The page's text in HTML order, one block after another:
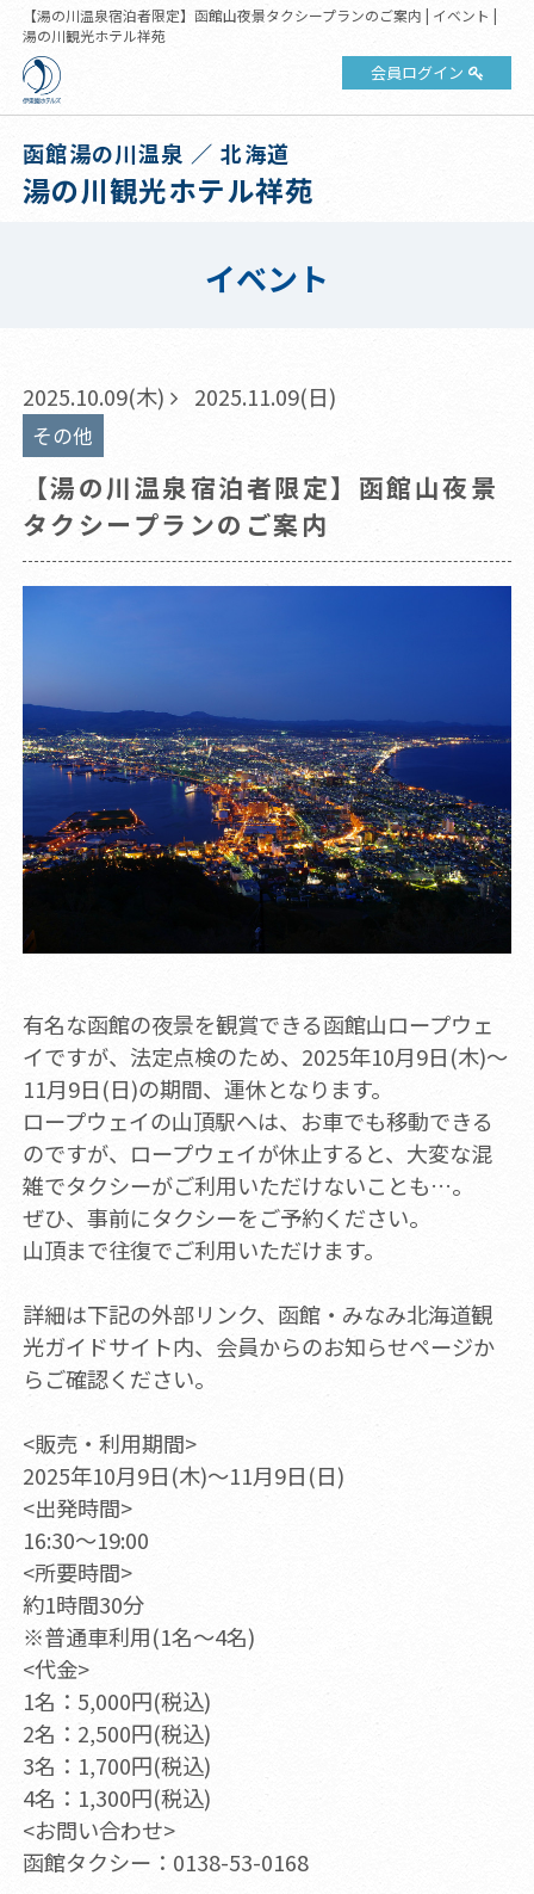
【湯の川温泉宿泊者限定】函館山夜景タクシープランのご案内 | イベント |
湯の川観光ホテル祥苑
会員ログイン
函館湯の川温泉 ／ 北海道
湯の川観光ホテル祥苑
イベント
2025.10.09(木) 2025.11.09(日)
その他
【湯の川温泉宿泊者限定】函館山夜景
タクシープランのご案内
有名な函館の夜景を観賞できる函館山ロープウェ
イですが、法定点検のため、2025年10月9日(木)～
11月9日(日)の期間、運休となります。
ロープウェイの山頂駅へは、お車でも移動できる
のですが、ロープウェイが休止すると、大変な混
雑でタクシーがご利用いただけないことも…。
ぜひ、事前にタクシーをご予約ください。
山頂まで往復でご利用いただけます。
詳細は下記の外部リンク、函館・みなみ北海道観
光ガイドサイト内、会員からのお知らせページか
らご確認ください。
<販売・利用期間>
2025年10月9日(木)～11月9日(日)
<出発時間>
16:30～19:00
<所要時間>
約1時間30分
※普通車利用(1名～4名)
<代金>
1名：5,000円(税込)
2名：2,500円(税込)
3名：1,700円(税込)
4名：1,300円(税込)
<お問い合わせ>
函館タクシー：0138-53-0168